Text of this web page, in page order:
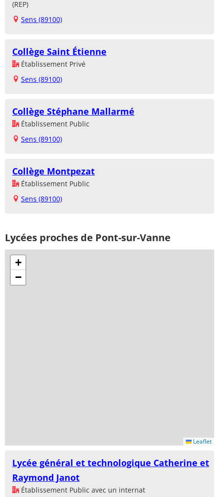
(REP)
Sens (89100)
Collège Saint Étienne
Établissement Privé
Sens (89100)
Collège Stéphane Mallarmé
Établissement Public
Sens (89100)
Collège Montpezat
Établissement Public
Sens (89100)
Lycées proches de Pont-sur-Vanne
+
−
Leaflet
Lycée général et technologique Catherine et
Raymond Janot
Établissement Public avec un internat